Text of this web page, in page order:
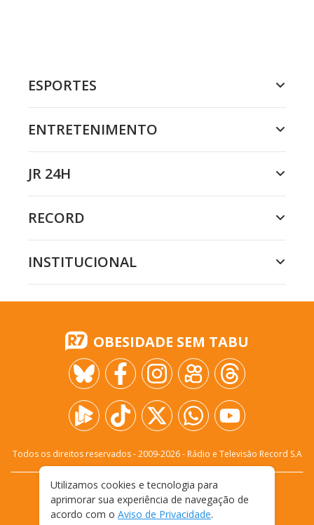
ESPORTES
ENTRETENIMENTO
JR 24H
RECORD
INSTITUCIONAL
OBESIDADE SEM TABU
Todos os direitos reservados - 2009-2026- Rádio e Televisão Record S.A
FALE CONOSCO
PRIVACIDADE
TERMOS E CONDIÇÕES DE USO
Utilizamos cookies e tecnologia para
aprimorar sua experiência de navegação de
acordo com o Aviso de Privacidade.